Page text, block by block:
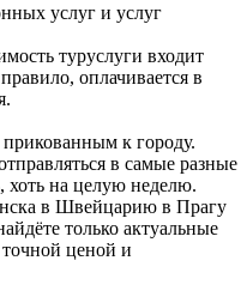
услуг и услуг
туруслуги входит
оплачивается в
к городу.
в самые разные
хоть на целую неделю.
в Швейцарию в Прагу
только актуальные
ценой и